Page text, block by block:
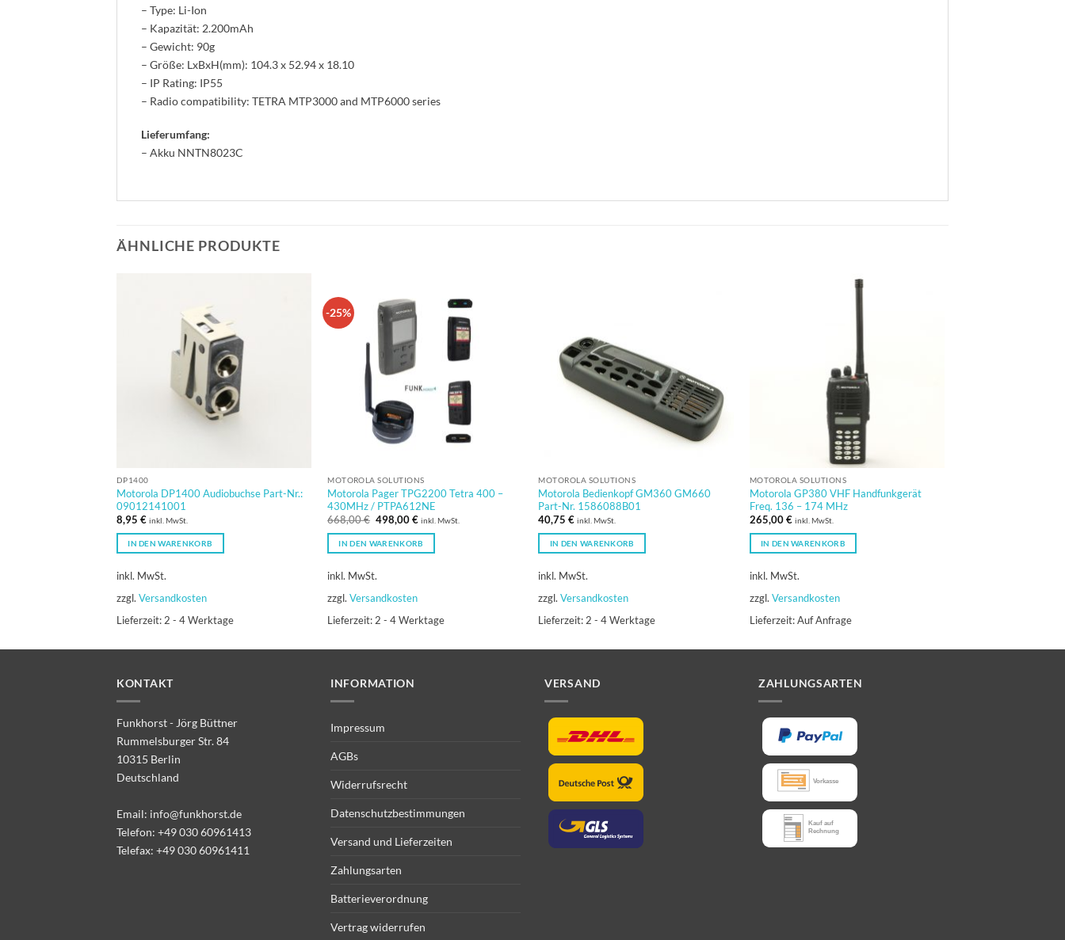
– Type: Li-Ion
– Kapazität: 2.200mAh
– Gewicht: 90g
– Größe: LxBxH(mm): 104.3 x 52.94 x 18.10
– IP Rating: IP55
– Radio compatibility: TETRA MTP3000 and MTP6000 series
Lieferumfang:
– Akku NNTN8023C
ÄHNLICHE PRODUKTE
DP1400
Motorola DP1400 Audiobuchse Part-Nr.:
09012141001
8,95 € inkl. MwSt.
IN DEN WARENKORB
inkl. MwSt.
zzgl. Versandkosten
Lieferzeit: 2 - 4 Werktage
-25%
MOTOROLA SOLUTIONS
Motorola Pager TPG2200 Tetra 400 –
430MHz / PTPA612NE
668,00€ Ursprünglicher
Preis
war:
668,00 €
498,00€Aktueller
ist:
498,00 €.
inkl. MwSt.
IN DEN WARENKORB
inkl. MwSt.
zzgl.Versandkosten
Lieferzeit: 2 - 4 Werktage
MOTOROLA SOLUTIONS
Motorola Bedienkopf GM360 GM660
Part-Nr. 1586088B01
40,75€ inkl. MwSt.
IN DEN WARENKORB
inkl. MwSt.
zzgl.Versandkosten
Lieferzeit: 2 - 4 Werktage
MOTOROLA SOLUTIONS
Motorola GP380 VHF Handfunkgerät
Freq. 136 – 174 MHz
265,00€ inkl. MwSt.
IN DEN WARENKORB
inkl. MwSt.
zzgl. Versandkosten
Lieferzeit:Auf Anfrage
KONTAKT
Funkhorst - Jörg Büttner
Rummelsburger Str. 84
10315 Berlin
Deutschland
Email: info@funkhorst.de
Telefon: +49 030 60961413
Telefax: +49 030 60961411
INFORMATION
Impressum
AGBs
Widerrufsrecht
Datenschutzbestimmungen
Versand und Lieferzeiten
Zahlungsarten
Batterieverordnung
Vertrag widerrufen
VERSAND ZAHLUNGSARTEN